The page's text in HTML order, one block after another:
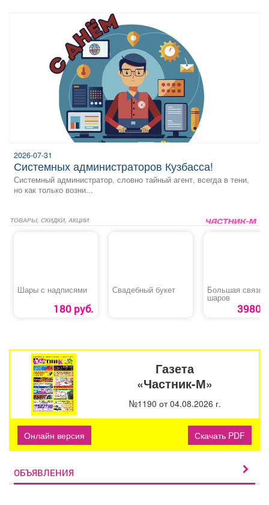
2026-07-31
системных администраторов Кузбасса!
Системный администратор, словно тайный агент, всегда в тени,
но как только возни...
ТОВАРЫ, СКИДКИ, АКЦИИ
Шары с надписями
180 руб.
Свадебный букет Большая связка
шаров
3980
Газета
«Частник-М»
№1190 от 04.08.2026 г.
Онлайн версия Скачать PDF
ОБЪЯВЛЕНИЯ